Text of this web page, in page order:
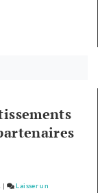
|
Laisser un